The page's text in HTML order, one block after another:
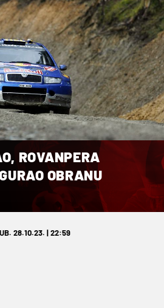
ROVANPERA
OBRANU
28.10.23. | 22:59